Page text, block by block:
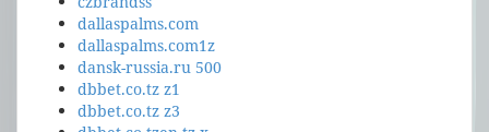
dallaspalms.com
dallaspalms.com1z
dansk-russia.ru 500
dbbet.co.tz z1
dbbet.co.tz z3